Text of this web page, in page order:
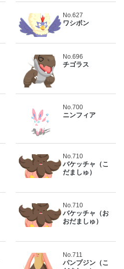
No.627
ワシボン
No.696
チゴラス
No.700
ニンフィア
No.710
バケッチャ（こ
だましゅ）
No.710
バケッチャ（お
おだましゅ）
No.711
パンプジン（こ